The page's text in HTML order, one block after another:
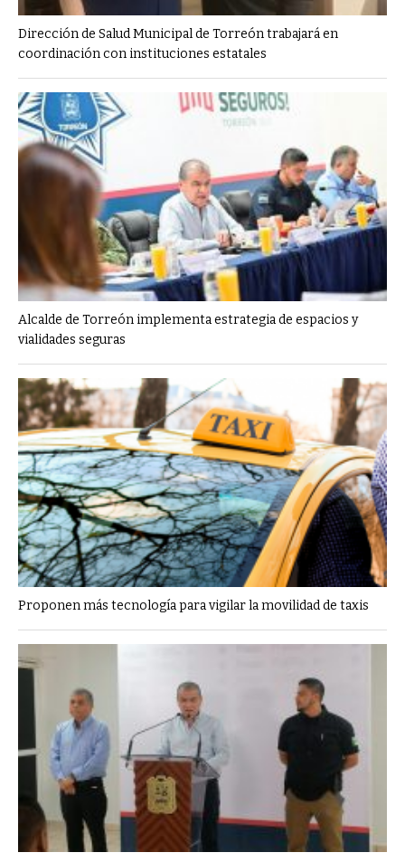
Dirección de Salud Municipal de Torreón trabajará en
coordinación con instituciones estatales
Alcalde de Torreón implementa estrategia de espacios y
vialidades seguras
Proponen más tecnología para vigilar la movilidad de taxis